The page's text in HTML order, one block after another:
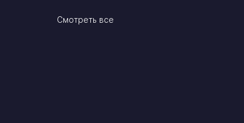
Смотреть все